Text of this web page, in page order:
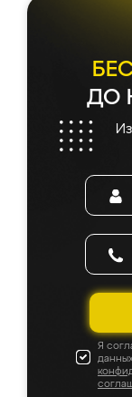
ДО
Я